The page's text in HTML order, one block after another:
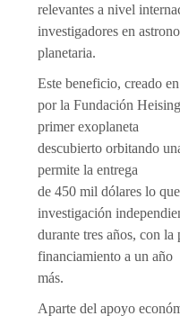
relevantes a nivel
investigadores en
planetaria.
Este beneficio, creado
por la Fundación
primer exoplaneta
descubierto orbitando
permite la entrega
de 450 mil dólares lo
investigación
durante tres años, con
financiamiento a un año
más.
Aparte del apoyo